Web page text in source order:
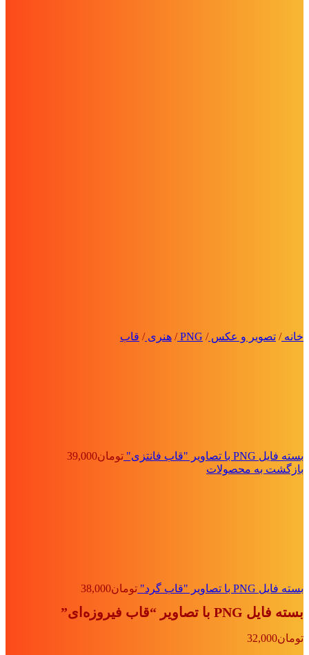
خانه/ تصویر و عکس/
PNG
/ هنری/ قاب
بسته فایل PNG با تصاویر "قاب فانتزی" تومان39,000
بازگشت به محصولات
بسته فایل PNG با تصاویر "قاب گرد" تومان38,000
بسته فایل PNG با تصاویر “قاب فیروزه‌ای”
تومان32,000